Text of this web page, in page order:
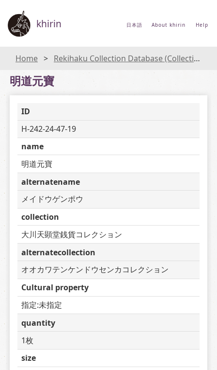
khirin 日本語 About khirin Help
Home Rekihaku Collection Database (Collections Database of the National Museum of Japanese History)
明道元寶
ID
H-242-24-47-19
name
明道元寶
alternatename
メイドウゲンポウ
collection
大川天顕堂銭貨コレクション
alternatecollection
オオカワテンケンドウセンカコレクション
Cultural property
指定:未指定
quantity
1枚
size